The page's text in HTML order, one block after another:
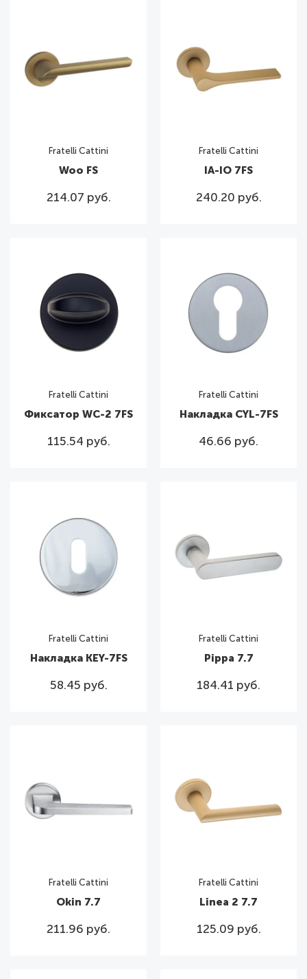
Fratelli Cattini
Woo FS
214.07 руб.
Fratelli Cattini
IA-IO 7FS
240.20 руб.
Fratelli Cattini
Фиксатор WC-2 7FS
115.54 руб.
Fratelli Cattini
Накладка CYL-7FS
46.66 руб.
Fratelli Cattini
Накладка KEY-7FS
58.45 руб.
Fratelli Cattini
Pippa 7.7
184.41 руб.
Fratelli Cattini
Okin 7.7
211.96 руб.
Fratelli Cattini
Linea 2 7.7
125.09 руб.